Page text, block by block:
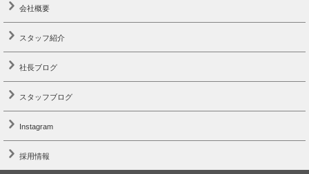
会社概要
スタッフ紹介
社長ブログ
スタッフブログ
Instagram
採用情報